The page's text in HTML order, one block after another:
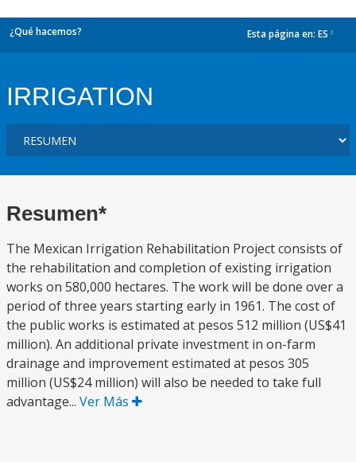
¿Qué hacemos? Esta página en: ES
IRRIGATION
Resumen*
The Mexican Irrigation Rehabilitation Project consists of
the rehabilitation and completion of existing irrigation
works on 580,000 hectares. The work will be done over a
period of three years starting early in 1961. The cost of
the public works is estimated at pesos 512 million (US$41
million). An additional private investment in on-farm
drainage and improvement estimated at pesos 305
million (US$24 million) will also be needed to take full
advantage... Ver Más